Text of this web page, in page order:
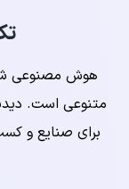
هوش مصنوعی
متنوعی است.
برای صنایع و